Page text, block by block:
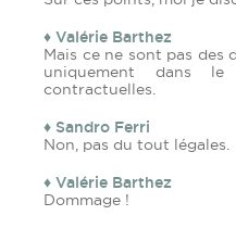
♦ Valérie Barthez
Mais ce ne sont pas des
uniquement dans
contractuelles.
♦ Sandro Ferri
Non, pas du tout légales.
♦ Valérie Barthez
Dommage !